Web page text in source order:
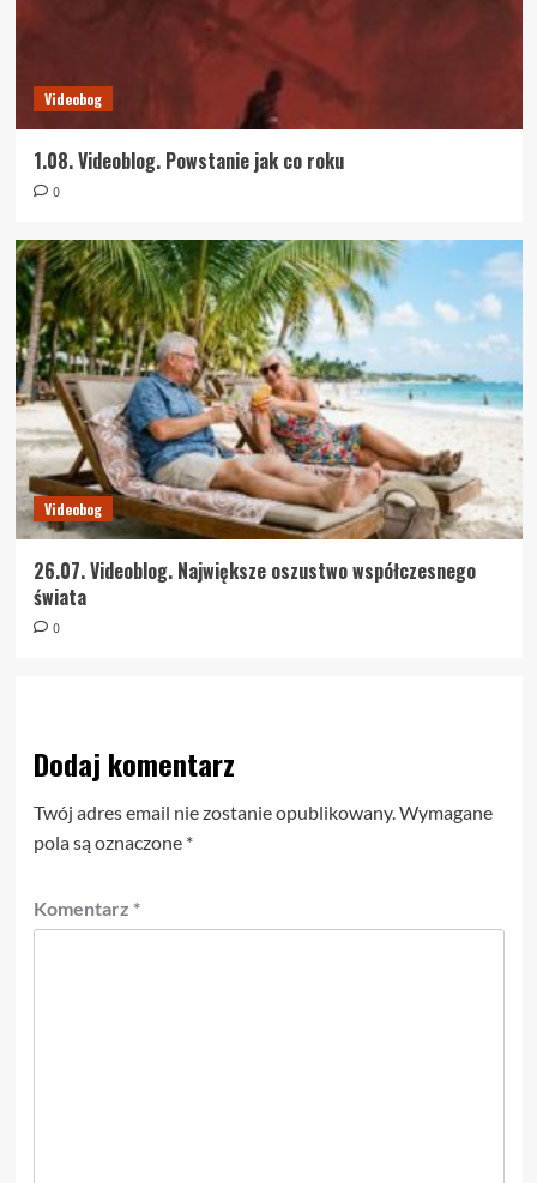
Videobog
1.08. Videoblog. Powstanie jak co roku
0
Videobog
26.07. Videoblog. Największe oszustwo współczesnego
świata
0
Dodaj komentarz
Twój adres email nie zostanie opublikowany. Wymagane
pola są oznaczone *
Komentarz *